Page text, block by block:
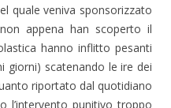
quale veniva sponsorizzato
appena han scoperto il
hanno inflitto pesanti
giorni) scatenando le ire dei
riportato dal quotidiano
l’intervento punitivo troppo